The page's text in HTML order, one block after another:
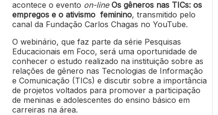
acontece o evento on-line Os gêneros nas TICs: os
empregos e o ativismo feminino, transmitido pelo
canal da Fundação Carlos Chagas no YouTube.
O webinário, que faz parte da série Pesquisas
Educacionais em Foco, será uma oportunidade de
conhecer o estudo realizado na instituição sobre as
relações de gênero nas Tecnologias de Informação
e Comunicação (TICs) e discutir sobre a importância
de projetos voltados para promover a participação
de meninas e adolescentes do ensino básico em
carreiras na área.